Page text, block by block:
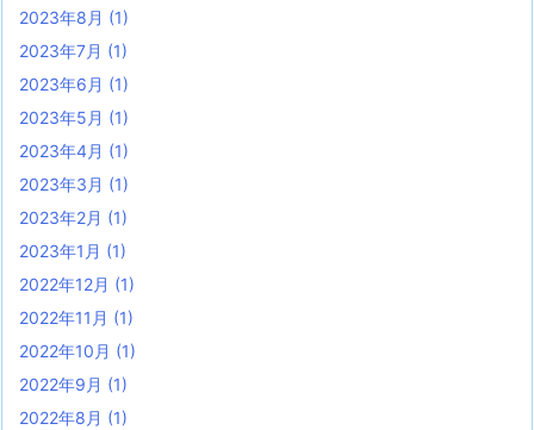
2023年8月 (1)
2023年7月 (1)
2023年6月 (1)
2023年5月 (1)
2023年4月 (1)
2023年3月 (1)
2023年2月 (1)
2023年1月 (1)
2022年12月 (1)
2022年11月 (1)
2022年10月 (1)
2022年9月 (1)
2022年8月 (1)